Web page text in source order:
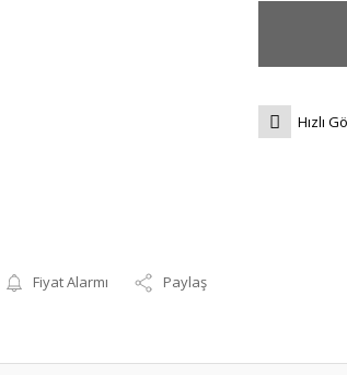
Fiyat Alarmı Paylaş
Hızlı